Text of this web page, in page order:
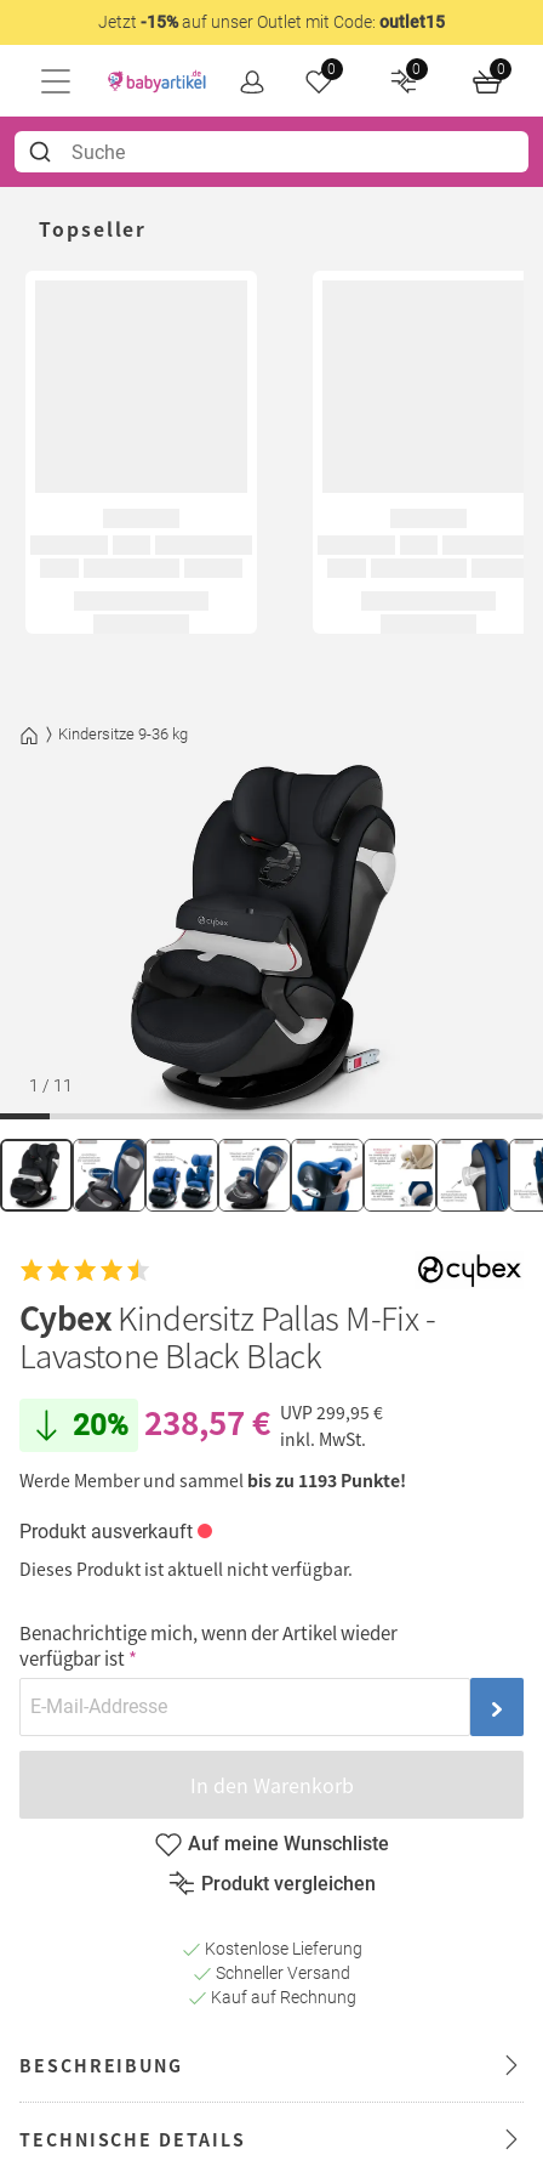
Jetzt -15%auf unser Outlet mit Code: outlet15
0 0 0
Topseller
Kindersitze 9-36 kg
1 / 11
CybexKindersitz Pallas M-Fix -
Lavastone Black Black
20% 238,57 € UVP299,95 €
inkl. MwSt.
Werde Member und sammel bis zu 1193 Punkte!
Produkt ausverkauft
Dieses Produkt ist aktuell nicht verfügbar.
Benachrichtige mich, wenn der Artikel wieder
verfügbar ist
In den Warenkorb
Auf meine Wunschliste
Produkt vergleichen
Kostenlose Lieferung
Schneller Versand
Kauf auf Rechnung
BESCHREIBUNG
TECHNISCHE DETAILS